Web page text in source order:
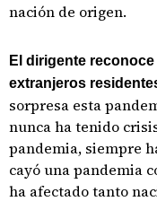
nación de origen.
El dirigente
extranjeros
sorpresa esta
nunca ha tenido
pandemia, siempre
cayó una pandemia
ha afectado tanto